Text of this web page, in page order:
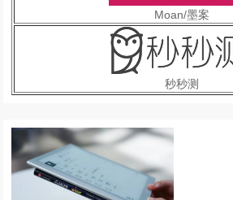
Moan/墨案
秒秒测